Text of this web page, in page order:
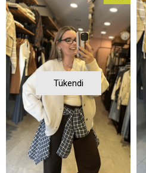
Tükendi
İndirim
%37İndirim